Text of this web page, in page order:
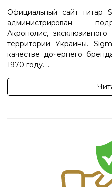
Официальный сайт гитар
администрирован
Акрополис,
территории Украины.
качестве дочернего
1970 году. ...